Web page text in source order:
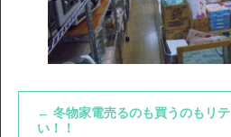
← 冬物家電売るのも買うのもリ
い！！